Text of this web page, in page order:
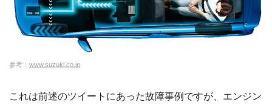
参考： www.suzuki.co.jp
これは前述のツイートにあった故障事例ですが、エンジン